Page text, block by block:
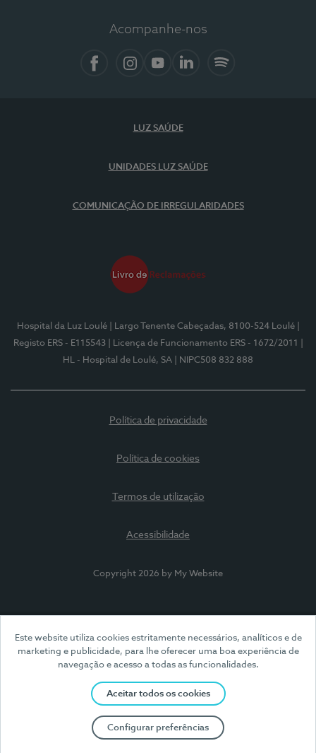
Este website utiliza cookies estritamente necessários, analíticos e de
marketing e publicidade, para lhe oferecer uma boa experiência de
navegação e acesso a todas as funcionalidades.
Aceitar todos os cookies
Configurar preferências
Acompanhe-nos
LUZ SAÚDE
UNIDADES LUZ SAÚDE
COMUNICAÇÃO DE IRREGULARIDADES
Hospital da Luz Loulé | Largo Tenente Cabeçadas, 8100-524 Loulé
Registo ERS - E115543
| Licença de Funcionamento ERS - 1672/2011
HL - Hospital de Loulé, SA
| NIPC508 832 888
Política de privacidade
Política de cookies
Termos de utilização
Acessibilidade
Copyright 2026 by My Website